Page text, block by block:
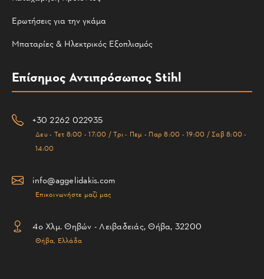
Ερωτήσεις για την γκάμα
Μπαταρίες & Ηλεκτρικός Εξοπλισμός
Επίσημος Αντιπρόσωπος Stihl
+30 2262 022935
Δευ - Τετ 8:00 - 17:00 / Τρι - Πεμ - Παρ 8:00 - 19:00 / Σαβ 8:00 -
14:00
info@aggelidakis.com
Επικοινωνήστε μαζί μας
4ο Χλμ. Θηβών - Λειβαδειάς, Θήβα, 32200
Θήβα, Ελλάδα